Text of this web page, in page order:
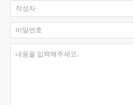
작성자
비밀번호
내용을 입력해주세요.